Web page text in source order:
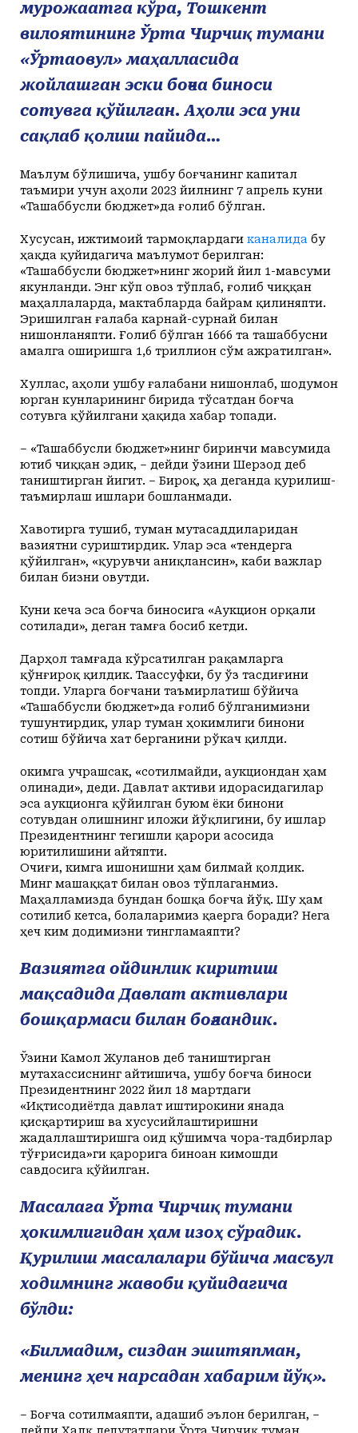
мурожаатга кўра, Тошкент
вилоятининг Ўрта Чирчиқ тумани
«Ўртаовул» маҳалласида
жойлашган эски боғча биноси
сотувга қўйилган. Аҳоли эса уни
сақлаб қолиш пайида…
Маълум бўлишича, ушбу боғчанинг капитал
таъмири учун аҳоли 2023 йилнинг 7 апрель куни
«Ташаббусли бюджет»да ғолиб бўлган.
Хусусан, ижтимоий тармоқлардаги каналида бу
ҳақда қуйидагича маълумот берилган:
«Ташаббусли бюджет»нинг жорий йил 1-мавсуми
якунланди. Энг кўп овоз тўплаб, ғолиб чиққан
маҳаллаларда, мактабларда байрам қилиняпти.
Эришилган ғалаба карнай-сурнай билан
нишонланяпти. Ғолиб бўлган 1666 та ташаббусни
амалга оширишга 1,6 триллион сўм ажратилган».
Хуллас, аҳоли ушбу ғалабани нишонлаб, шодумон
юрган кунларининг бирида тўсатдан боғча
сотувга қўйилгани ҳақида хабар топади.
– «Ташаббусли бюджет»нинг биринчи мавсумида
ютиб чиққан эдик, – дейди ўзини Шерзод деб
таништирган йигит. – Бироқ, ҳа деганда қурилиш-
таъмирлаш ишлари бошланмади.
Хавотирга тушиб, туман мутасаддиларидан
вазиятни суриштирдик. Улар эса «тендерга
қўйилган», «қурувчи аниқлансин», каби важлар
билан бизни овутди.
Куни кеча эса боғча биносига «Аукцион орқали
сотилади», деган тамға босиб кетди.
Дарҳол тамғада кўрсатилган рақамларга
қўнғироқ қилдик. Таассуфки, бу ўз тасдиғини
топди. Уларга боғчани таъмирлатиш бўйича
«Ташаббусли бюджет»да ғолиб бўлганимизни
тушунтирдик, улар туман ҳокимлиги бинони
сотиш бўйича хат берганини рўкач қилди.
Ҳокимга учрашсак, «сотилмайди, аукциондан ҳам
олинади», деди. Давлат активи идорасидагилар
эса аукционга қўйилган буюм ёки бинони
сотувдан олишнинг иложи йўқлигини, бу ишлар
Президентнинг тегишли қарори асосида
юритилишини айтяпти.
Очиғи, кимга ишонишни ҳам билмай қолдик.
Минг машаққат билан овоз тўплаганмиз.
Маҳалламизда бундан бошқа боғча йўқ. Шу ҳам
сотилиб кетса, болаларимиз қаерга боради? Нега
ҳеч ким додимизни тингламаяпти?
Вазиятга ойдинлик киритиш
мақсадида Давлат активлари
бошқармаси билан боғландик.
Ўзини Камол Жуланов деб таништирган
мутахассиснинг айтишича, ушбу боғча биноси
Президентнинг 2022 йил 18 мартдаги
«Иқтисодиётда давлат иштирокини янада
қисқартириш ва хусусийлаштиришни
жадаллаштиришга оид қўшимча чора-тадбирлар
тўғрисида»ги қарорига биноан кимошди
савдосига қўйилган.
Масалага Ўрта Чирчиқ тумани
ҳокимлигидан ҳам изоҳ сўрадик.
Қурилиш масалалари бўйича масъул
ходимнинг жавоби қуйидагича
бўлди:
«Билмадим, сиздан эшитяпман,
менинг ҳеч нарсадан хабарим йўқ».
– Боғча сотилмаяпти, адашиб эълон берилган, –